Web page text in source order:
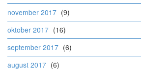
november 2017 (9)
oktober 2017 (16)
september 2017 (6)
august 2017 (6)